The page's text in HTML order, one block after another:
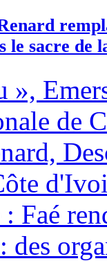
le sacre de
»,
de
Faé
des